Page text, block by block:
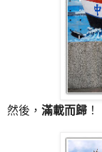
然後， 滿載而歸 ！